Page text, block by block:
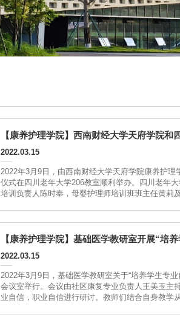
【康养护理学院】西南财经大学天府学院
2022.03.15
2022年3月9日，由西南财经大学天府学院康养护
仪式在四川老年大学206教室顺利举办。四川老年
培训负责人陈时奉，母婴护理师培训班班主任黄莉
【康养护理学院】基础医学教研室开展“培
2022.03.15
2022年3月9日，基础医学教研室关于“培养学生专
会议室举行。会议由社区康复专业负责人王美玉主
业自信，职业自信进行研讨。教师们结合自身教学从